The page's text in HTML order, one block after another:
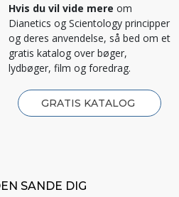
Hvis du vil vide mere om
Dianetics og Scientology principper
og deres anvendelse, så bed om et
gratis katalog over bøger,
lydbøger, film og foredrag.
GRATIS KATALOG
SANDE DIG